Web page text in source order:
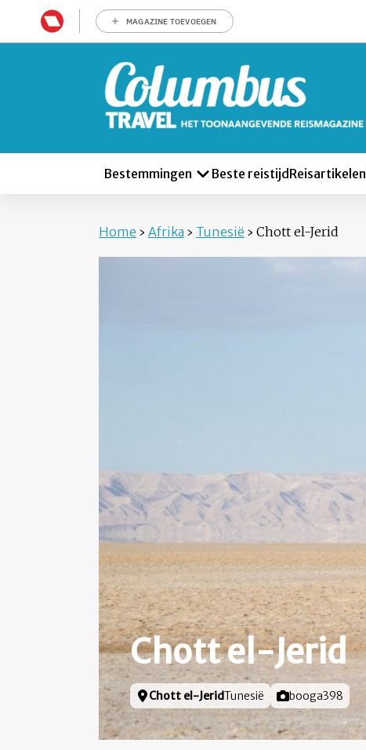
MAGAZINE TOEVOEGEN
Bestemmingen Beste reistijd Reisartikelen
Home › Afrika › Tunesië › Chott el-Jerid
Chott el-Jerid
Locatie
Chott el-JeridTunesië Foto door
booga398